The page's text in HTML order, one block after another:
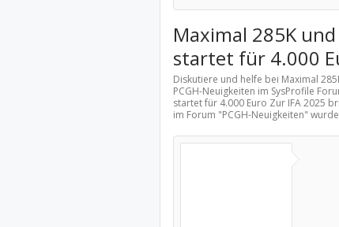
Maximal 285K
startet für 4.000
Diskutiere und helfe bei Maximal
PCGH-Neuigkeiten im SysProfile
startet für 4.000 Euro Zur IFA 2025
im Forum "PCGH-Neuigkeiten"